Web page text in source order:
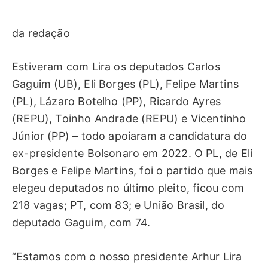
da redação
Estiveram com Lira os deputados Carlos
Gaguim (UB), Eli Borges (PL), Felipe Martins
(PL), Lázaro Botelho (PP), Ricardo Ayres
(REPU), Toinho Andrade (REPU) e Vicentinho
Júnior (PP) – todo apoiaram a candidatura do
ex-presidente Bolsonaro em 2022. O PL, de Eli
Borges e Felipe Martins, foi o partido que mais
elegeu deputados no último pleito, ficou com
218 vagas; PT, com 83; e União Brasil, do
deputado Gaguim, com 74.
“Estamos com o nosso presidente Arhur Lira